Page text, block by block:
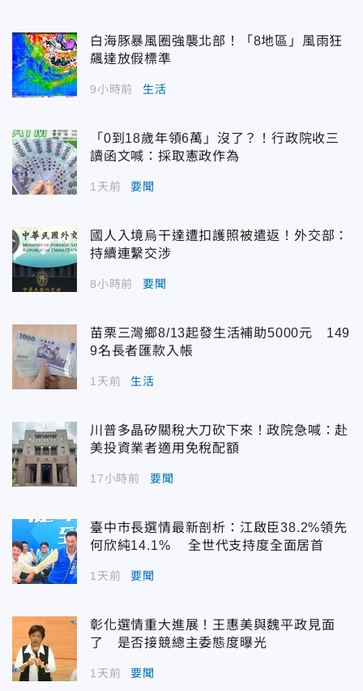
白海豚暴風圈強襲北部！「8地區」風雨狂
飆達放假標準
9小時前 生活
「0到18歲年領6萬」沒了？！行政院收三
讀函文喊：採取憲政作為
1天前 要聞
國人入境烏干達遭扣護照被遣返！外交部：
持續連繫交涉
8小時前 要聞
苗栗三灣鄉8/13起發生活補助5000元 149
9名長者匯款入帳
1天前 生活
川普多晶矽關稅大刀砍下來！政院急喊：赴
美投資業者適用免稅配額
17小時前 要聞
臺中市長選情最新剖析：江啟臣38.2%領先
何欣純14.1% 全世代支持度全面居首
1天前 要聞
彰化選情重大進展！王惠美與魏平政見面
了 是否接競總主委態度曝光
1天前 要聞